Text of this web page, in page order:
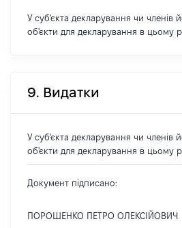
У суб'єкта декларування чи членів
об'єкти для декларування в цьому
9. Видатки
У суб'єкта декларування чи членів
об'єкти для декларування в цьому
Документ підписано:
ПОРОШЕНКО ПЕТРО ОЛЕКСІЙОВИЧ